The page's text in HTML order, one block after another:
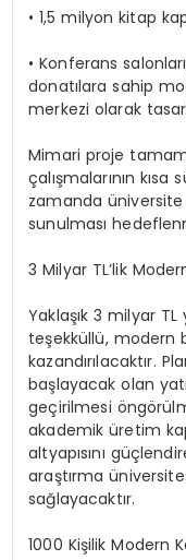
• 1,5 milyon kitap
• Konferans
donatılara sahip
merkezi olarak
Mimari proje
çalışmalarının kısa
zamanda üniversite
sunulması
3 Milyar TL’lik
Yaklaşık 3 milyar
teşekküllü, modern
kazandırılacaktır.
başlayacak olan
geçirilmesi
akademik üretim
altyapısını
araştırma
sağlayacaktır.
1000 Kişilik Modern